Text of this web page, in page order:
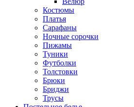
Костюмы
Платья
Сарафаны
Ночные сорочки
Пижамы
Туники
Футболки
Толстовки
Брюки
Бриджи
Трусы